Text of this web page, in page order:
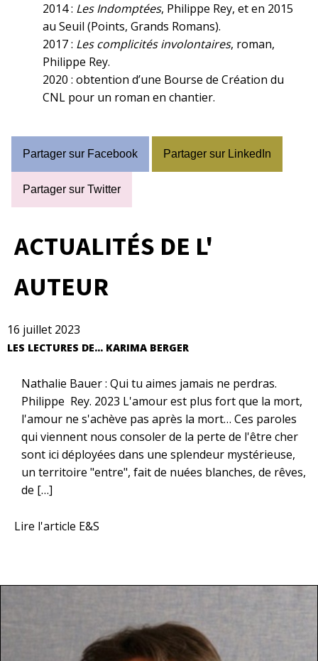
2014 : Les Indomptées, Philippe Rey, et en 2015
au Seuil (Points, Grands Romans).
2017 : Les complicités involontaires, roman,
Philippe Rey.
2020 : obtention d’une Bourse de Création du
CNL pour un roman en chantier.
Partager sur Facebook Partager sur LinkedIn
Partager sur Twitter
ACTUALITÉS DE L'
AUTEUR
16 juillet 2023
LES LECTURES DE... KARIMA BERGER
Nathalie Bauer : Qui tu aimes jamais ne perdras.
Philippe Rey. 2023 L'amour est plus fort que la mort,
l'amour ne s'achève pas après la mort… Ces paroles
qui viennent nous consoler de la perte de l'être cher
sont ici déployées dans une splendeur mystérieuse,
un territoire "entre", fait de nuées blanches, de rêves,
de […]
Lire l'article E&S